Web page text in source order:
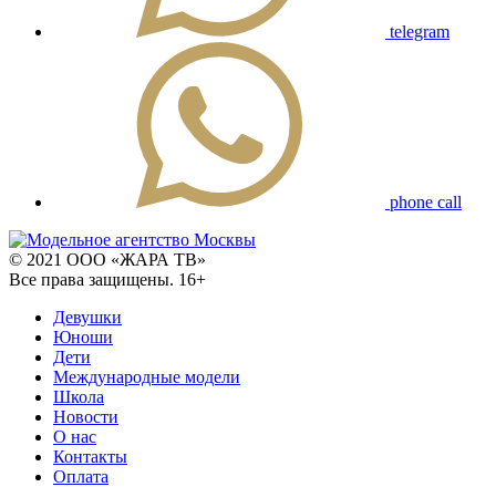
telegram
phone call
© 2021 ООО «ЖАРА ТВ»
Все права защищены. 16+
Девушки
Юноши
Дети
Международные модели
Школа
Новости
О нас
Контакты
Оплата